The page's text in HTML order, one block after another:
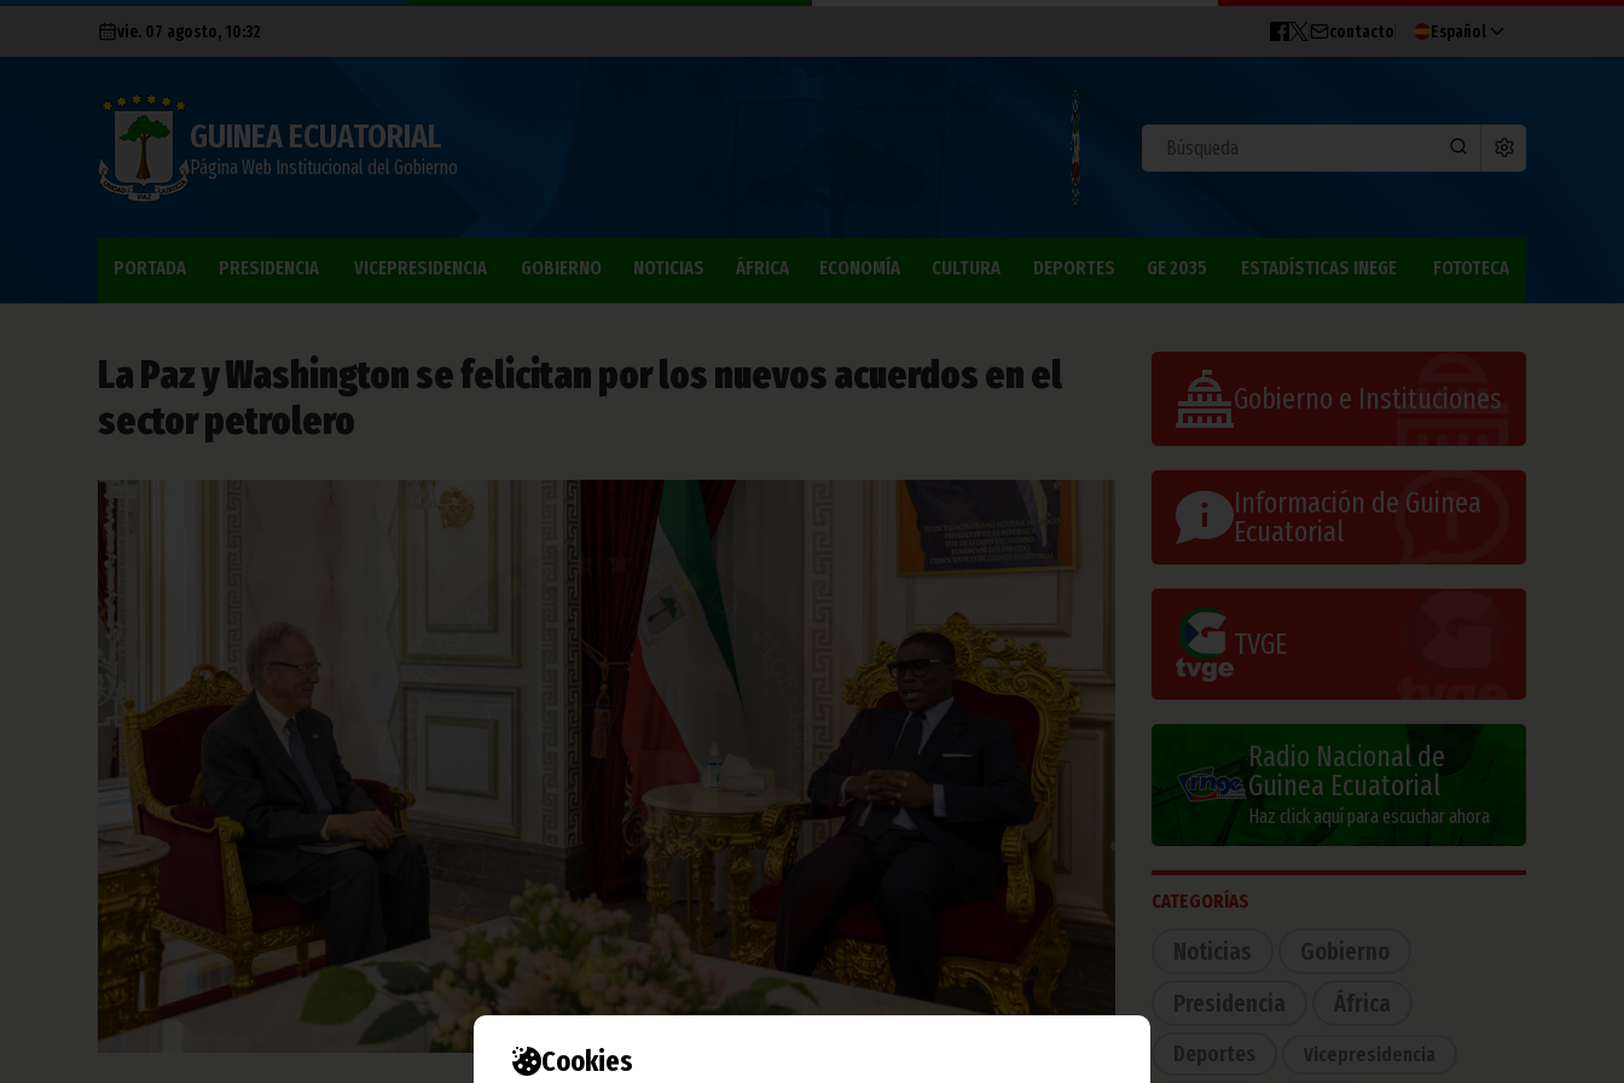
Cookies
vie. 07 agosto, 10:32 contacto Español
GUINEA ECUATORIAL
Página Web Institucional del Gobierno
PORTADA PRESIDENCIA VICEPRESIDENCIA GOBIERNO NOTICIAS ÁFRICA ECONOMÍA CULTURA DEPORTES GE 2035 ESTADÍSTICAS INEGE FOTOTECA
La Paz y Washington se felicitan por los nuevos acuerdos en el
sector petrolero
Gobierno e Instituciones
Información de Guinea
Ecuatorial
TVGE
Radio Nacional de
Guinea Ecuatorial
Haz click aquí para escuchar ahora
CATEGORÍAS
Noticias
Gobierno
Presidencia
África
Deportes Vicepresidencia